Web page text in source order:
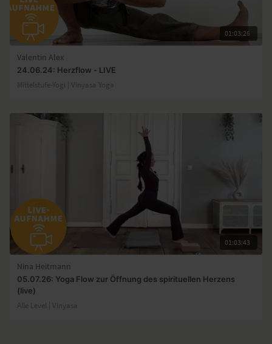
01:03:26
Valentin Alex
24.06.24: Herzflow - LIVE
Mittelstufe-Yogi | Vinyasa Yoga
01:03:43
Nina Heitmann
05.07.26: Yoga Flow zur Öffnung des spirituellen Herzens
(live)
Alle Level | Vinyasa